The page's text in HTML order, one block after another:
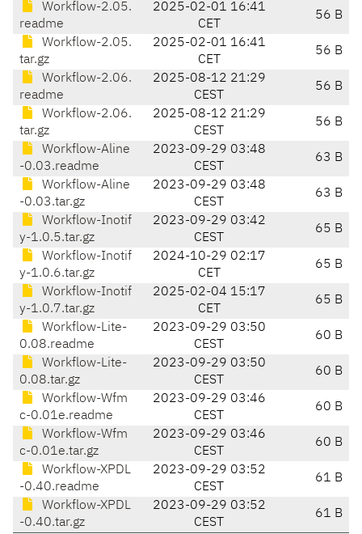
Workflow-2.05.
readme
2025-02-01 16:41
CET
56 B
Workflow-2.05.
tar.gz
2025-02-01 16:41
CET
56 B
Workflow-2.06.
readme
2025-08-12 21:29
CEST
56 B
Workflow-2.06.
tar.gz
2025-08-12 21:29
CEST
56 B
Workflow-Aline
-0.03.readme
2023-09-29 03:48
CEST
63 B
Workflow-Aline
-0.03.tar.gz
2023-09-29 03:48
CEST
63 B
Workflow-Inotif
y-1.0.5.tar.gz
2023-09-29 03:42
CEST
65 B
Workflow-Inotif
y-1.0.6.tar.gz
2024-10-29 02:17
CET
65 B
Workflow-Inotif
y-1.0.7.tar.gz
2025-02-04 15:17
CET
65 B
Workflow-Lite-
0.08.readme
2023-09-29 03:50
CEST
60 B
Workflow-Lite-
0.08.tar.gz
2023-09-29 03:50
CEST
60 B
Workflow-Wfm
c-0.01e.readme
2023-09-29 03:46
CEST
60 B
Workflow-Wfm
c-0.01e.tar.gz
2023-09-29 03:46
CEST
60 B
Workflow-XPDL
-0.40.readme
2023-09-29 03:52
CEST
61 B
Workflow-XPDL
-0.40.tar.gz
2023-09-29 03:52
CEST
61 B